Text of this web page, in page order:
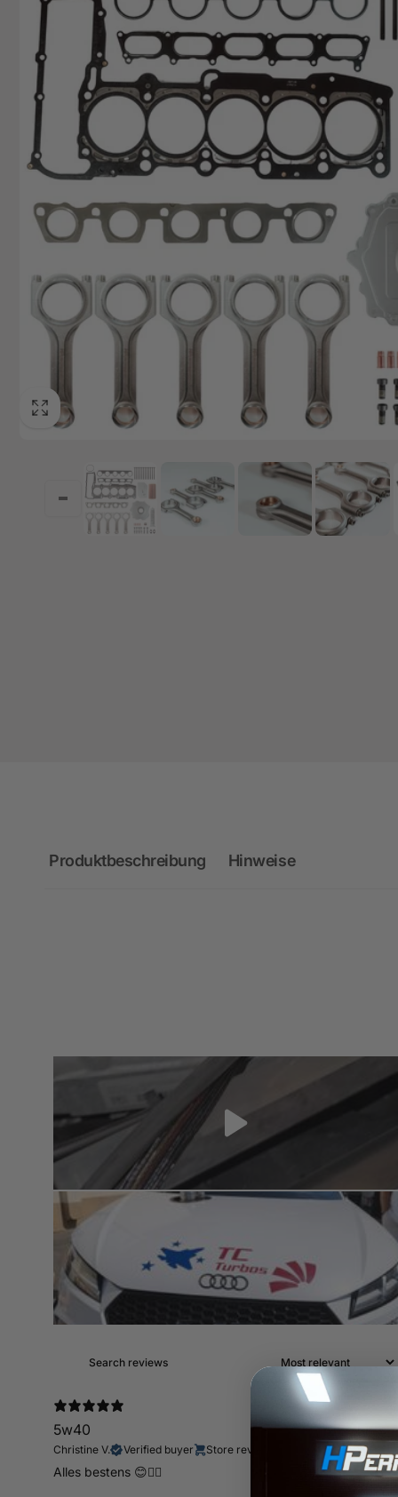
Produktbeschreibung Hinweise
5w40
Christine V. Verified buyer Store review
Alles bestens 😊👍🏻